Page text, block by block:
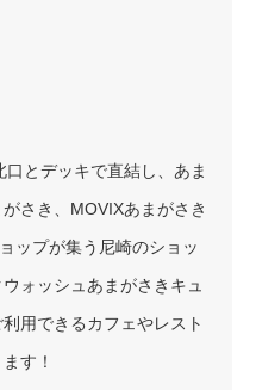
とデッキで直結し、あま
さき、MOVIXあまがさき
ップが集う尼崎のショッ
ォッシュあまがさきキュ
用できるカフェやレスト
す！